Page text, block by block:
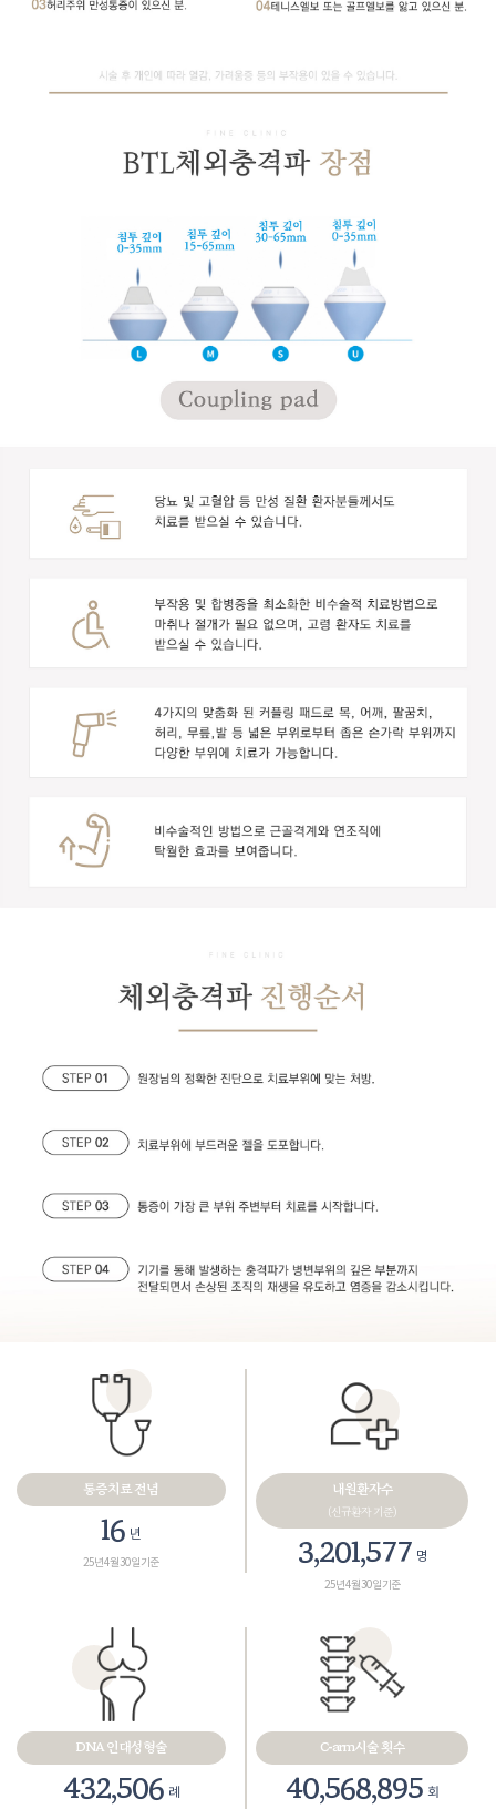
통증치료 전념
18 년
25년 4월 30일 기준
내원환자수
(신규환자 기준)
3,461,165명
25년 4월 30일 기준
DNA 인대성형술
467,575례
C-arm시술 횟수
43,858,265회